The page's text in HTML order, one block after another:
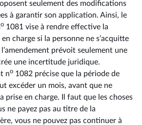
seulement des modifications
à garantir son application. Ainsi, le
o 1081 vise à rendre effective la
charge si la personne ne s’acquitte
prévoit seulement une
une incertitude juridique.
no 1082 précise que la période de
excéder un mois, avant que ne
prise en charge. Il faut que les choses
ne payez pas au titre de la
vous ne pouvez pas continuer à